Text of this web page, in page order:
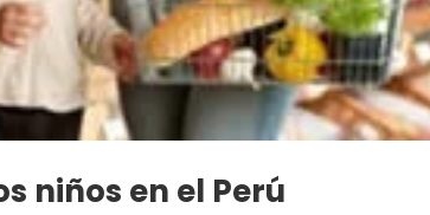
niños en el Perú